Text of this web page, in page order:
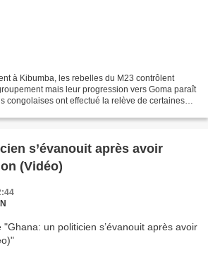
à Kibumba, les rebelles du M23 contrôlent
mais leur progression vers Goma paraît
congolaises ont effectué la relève de certaines
s’évanouit après avoir
(Vidéo)